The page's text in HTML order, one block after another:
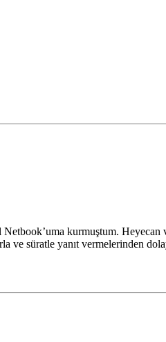
kurmuştum. Heyecan
ve süratle yanıt vermelerinden